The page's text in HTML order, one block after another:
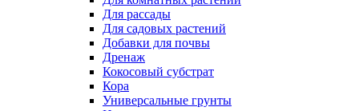
Для рассады
Для садовых растений
Добавки для почвы
Дренаж
Кокосовый субстрат
Кора
Универсальные грунты